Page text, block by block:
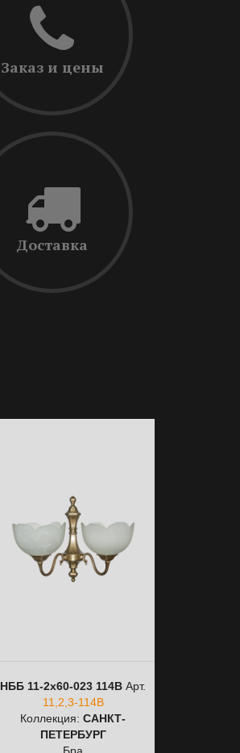
Заказ и цены
Доставка
НББ 11-2х60-023 114В Арт.
11,2,3-114В
Коллекция: САНКТ-
ПЕТЕРБУРГ